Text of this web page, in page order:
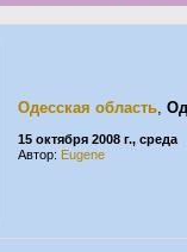
Одесская область,
15 октября 2008 г., среда
Автор: Eugene